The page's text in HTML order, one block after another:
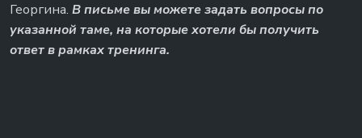
Георгина. В письме вы можете задать вопросы по
указанной таме, на которые хотели бы получить
ответ в рамках тренинга.